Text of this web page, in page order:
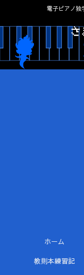
電子ピアノ独
ホーム
教則本練習記